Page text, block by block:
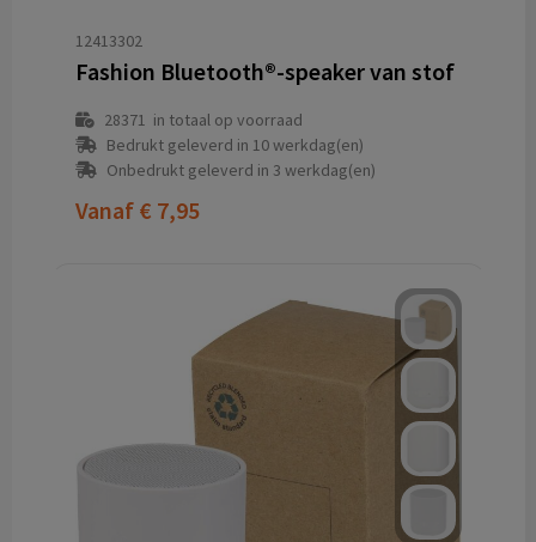
12413302
Fashion Bluetooth®-speaker van stof
28371 in totaal op voorraad
Bedrukt geleverd in 10 werkdag(en)
Onbedrukt geleverd in 3 werkdag(en)
Vanaf € 7,95